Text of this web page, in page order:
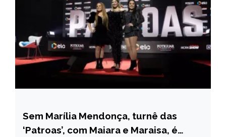
ENTRETENIMENTO
Sem Marília Mendonça, turnê das
‘Patroas’, com Maiara e Maraisa, é